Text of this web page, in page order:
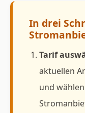
In drei
Tarif
aktuellen
und